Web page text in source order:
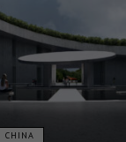
CHINA